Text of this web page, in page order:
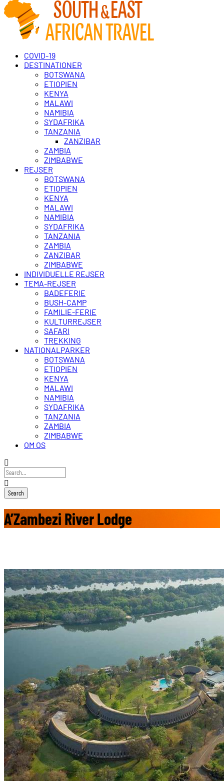
COVID-19
DESTINATIONER
BOTSWANA
ETIOPIEN
KENYA
MALAWI
NAMIBIA
SYDAFRIKA
TANZANIA
ZANZIBAR
ZAMBIA
ZIMBABWE
REJSER
BOTSWANA
ETIOPIEN
KENYA
MALAWI
NAMIBIA
SYDAFRIKA
TANZANIA
ZAMBIA
ZANZIBAR
ZIMBABWE
INDIVIDUELLE REJSER
TEMA-REJSER
BADEFERIE
BUSH-CAMP
FAMILIE-FERIE
KULTURREJSER
SAFARI
TREKKING
NATIONALPARKER
BOTSWANA
ETIOPIEN
KENYA
MALAWI
NAMIBIA
SYDAFRIKA
TANZANIA
ZAMBIA
ZIMBABWE
OM OS
A’Zambezi River Lodge